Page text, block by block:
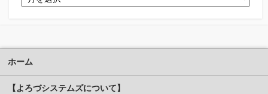
ー
ホーム
【よろづシステムズについて】